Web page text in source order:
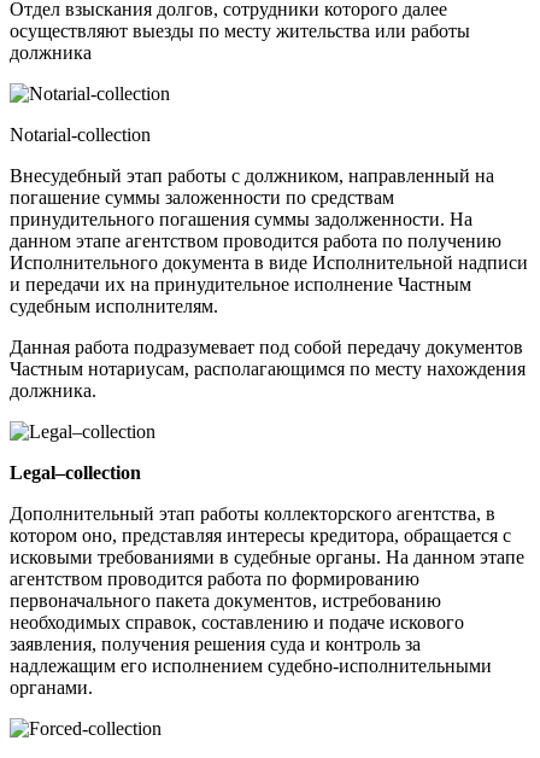
Отдел взыскания долгов, сотрудники которого далее
осуществляют выезды по месту жительства или работы
должника
​​​​​​​Notarial-collection
Внесудебный этап работы с должником, направленный на
погашение суммы заложенности по средствам
принудительного погашения суммы задолженности. На
данном этапе агентством проводится работа по получению
Исполнительного документа в виде Исполнительной надписи
и передачи их на принудительное исполнение Частным
судебным исполнителям.
Данная работа подразумевает под собой передачу документов
Частным нотариусам, располагающимся по месту нахождения
должника.
Legal–collection
Дополнительный этап работы коллекторского агентства, в
котором оно, представляя интересы кредитора, обращается с
исковыми требованиями в судебные органы. На данном этапе
агентством проводится работа по формированию
первоначального пакета документов, истребованию
необходимых справок, составлению и подаче искового
заявления, получения решения суда и контроль за
надлежащим его исполнением судебно-исполнительными
органами.